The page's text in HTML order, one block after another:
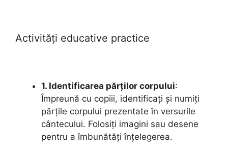
Activități educative practice
1. Identificarea părților corpului:
Împreună cu copiii, identificați și numiți
părțile corpului prezentate în versurile
cântecului. Folosiți imagini sau desene
pentru a îmbunătăți înțelegerea.